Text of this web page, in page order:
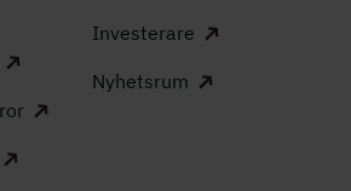
Investerare
Nyhetsrum